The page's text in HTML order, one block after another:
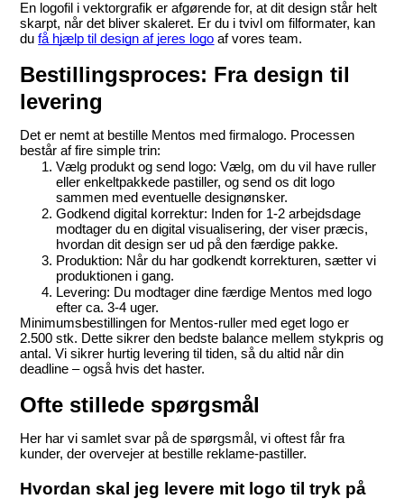
En logofil i vektorgrafik er afgørende for, at dit design står helt
skarpt, når det bliver skaleret. Er du i tvivl om filformater, kan
du få hjælp til design af jeres logo af vores team.
Bestillingsproces: Fra design til
levering
Det er nemt at bestille Mentos med firmalogo. Processen
består af fire simple trin:
Vælg produkt og send logo: Vælg, om du vil have ruller
eller enkeltpakkede pastiller, og send os dit logo
sammen med eventuelle designønsker.
Godkend digital korrektur: Inden for 1-2 arbejdsdage
modtager du en digital visualisering, der viser præcis,
hvordan dit design ser ud på den færdige pakke.
Produktion: Når du har godkendt korrekturen, sætter vi
produktionen i gang.
Levering: Du modtager dine færdige Mentos med logo
efter ca. 3-4 uger.
Minimumsbestillingen for Mentos-ruller med eget logo er
2.500 stk. Dette sikrer den bedste balance mellem stykpris og
antal. Vi sikrer hurtig levering til tiden, så du altid når din
deadline – også hvis det haster.
Ofte stillede spørgsmål
Her har vi samlet svar på de spørgsmål, vi oftest får fra
kunder, der overvejer at bestille reklame-pastiller.
Hvordan skal jeg levere mit logo til tryk på